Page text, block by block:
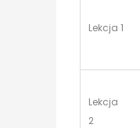
Lekcja 1
Lekcja
2